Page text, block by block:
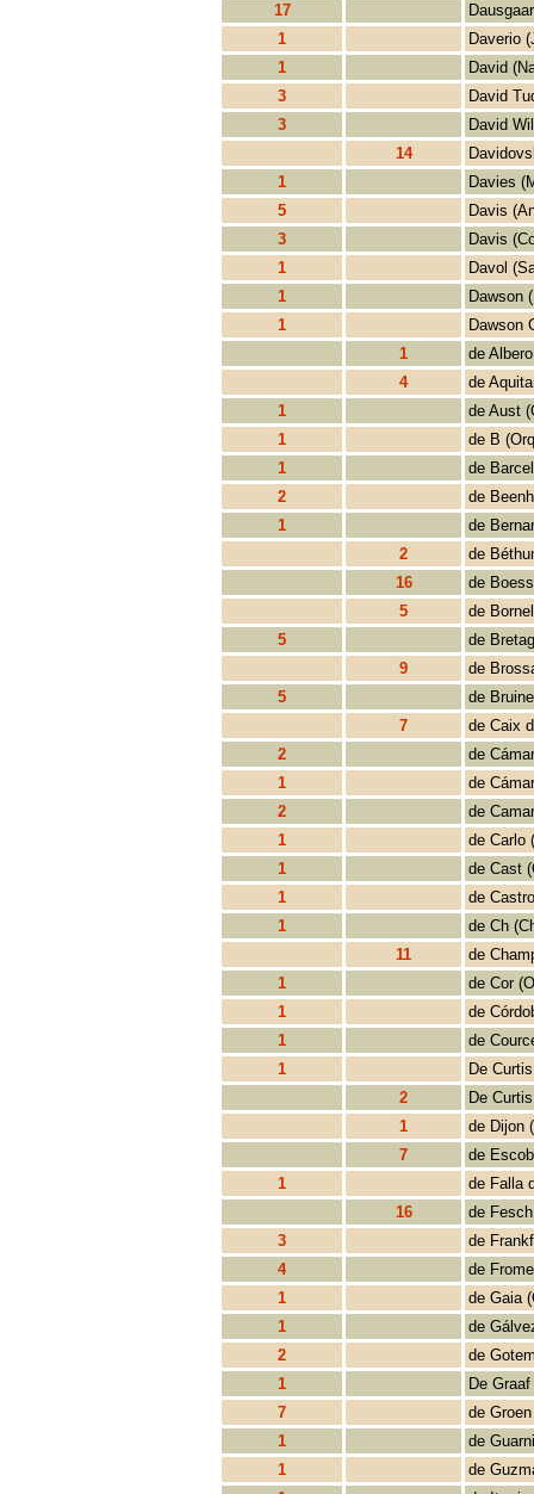
17
1
Daverio
1
David
3
David
3
David
14
1
Davies
5
Davis
3
Davis
1
Davol
1
Dawson
1
Dawson
1
de
4
de
1
de Aust
1
de B
1
de
2
de
1
de
2
de
16
de
5
de
5
de
9
de
5
de
7
de Caix
2
de
1
de
2
de
1
de Carlo
1
de Cast
1
de
1
de Ch
11
de
1
de Cor
1
de
1
de
1
De
2
De
1
de Dijon
7
de
1
de Falla
16
de
3
de
4
de
1
de Gaia
1
de
2
de
1
De
7
de
1
de
1
de